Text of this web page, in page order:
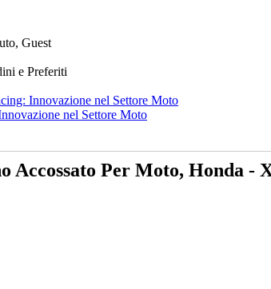
Guest
e Preferiti
Accossato Per Moto, Honda -